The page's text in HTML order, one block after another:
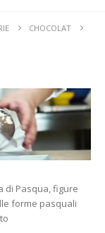
CHOCOLAT
di Pasqua, figure
forme pasquali